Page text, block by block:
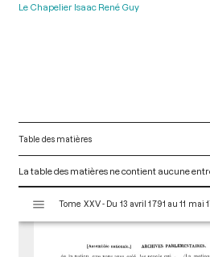
Le Chapelier Isaac René Guy
Table des matières
La table des matières ne contient aucune
s
Tome XXV - Du 13 avril 1791 au 11 mai